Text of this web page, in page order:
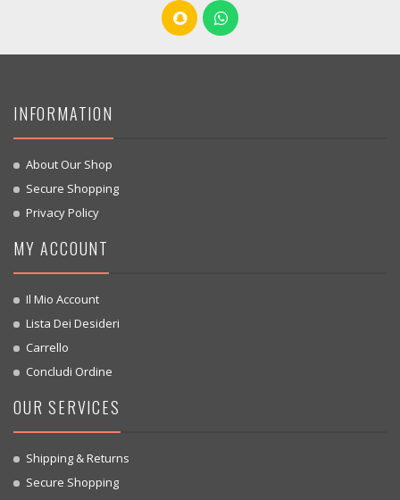
INFORMATION
About Our Shop
Secure Shopping
Privacy Policy
MY ACCOUNT
Il Mio Account
Lista Dei Desideri
Carrello
Concludi Ordine
OUR SERVICES
Shipping & Returns
Secure Shopping